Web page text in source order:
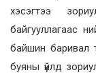
хэсэгтээ
байгууллагаас
байшин баривал
буяны үйлд